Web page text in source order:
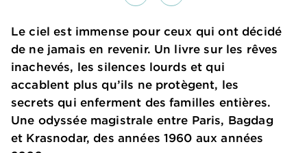
Le ciel est immense pour ceux qui ont décidé
de ne jamais en revenir. Un livre sur les rêves
inachevés, les silences lourds et qui
accablent plus qu’ils ne protègent, les
secrets qui enferment des familles entières.
Une odyssée magistrale entre Paris, Bagdag
et Krasnodar, des années 1960 aux années